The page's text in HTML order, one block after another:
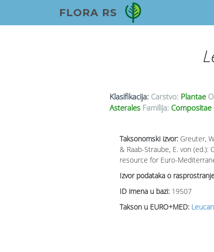
FLORA RS
Klasifikacija: Carstvo: Plantae
Asterales Familija: Compositae
Taksonomski izvor: Greuter,
& Raab-Straube, E. von
resource for Euro-
Izvor podataka o
ID imena u bazi: 19507
Takson u EURO+MED: